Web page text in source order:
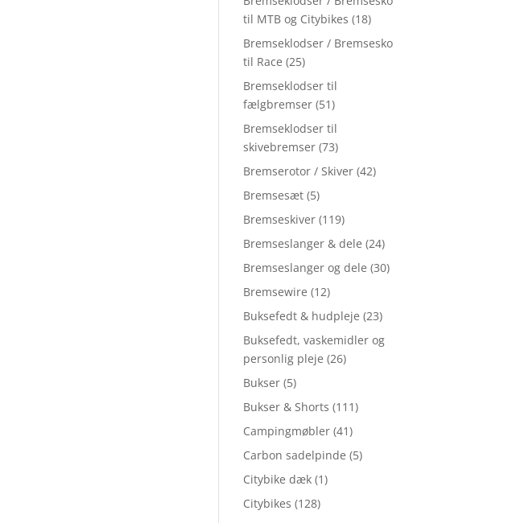
til MTB og Citybikes (18)
Bremseklodser / Bremsesko
til Race (25)
Bremseklodser til
fælgbremser (51)
Bremseklodser til
skivebremser (73)
Bremserotor / Skiver (42)
Bremsesæt (5)
Bremseskiver (119)
Bremseslanger & dele (24)
Bremseslanger og dele (30)
Bremsewire (12)
Buksefedt & hudpleje (23)
Buksefedt, vaskemidler og
personlig pleje (26)
Bukser (5)
Bukser & Shorts (111)
Campingmøbler (41)
Carbon sadelpinde (5)
Citybike dæk (1)
Citybikes (128)